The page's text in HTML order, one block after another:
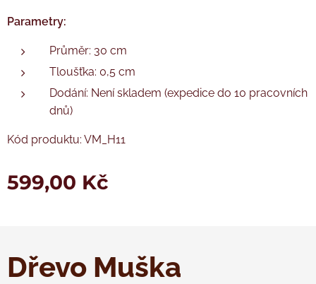
Parametry:
Průměr: 30 cm
Tloušťka: 0,5 cm
Dodání: Není skladem (expedice do 10 pracovních
dnů)
Kód produktu: VM_H11
599,00 Kč
Dřevo Muška